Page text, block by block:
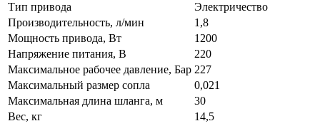
Тип привода
Электричество
Производительность, л/мин
1,8
Мощность привода, Вт
1200
Напряжение питания, В
220
Максимальное рабочее давление, Бар 227
Максимальный размер сопла
0,021
Максимальная длина шланга, м
30
Вес, кг
14,5